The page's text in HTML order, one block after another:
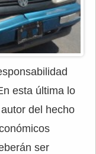
esta última lo
del hecho
ser